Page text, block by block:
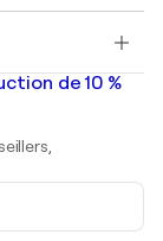
de 10 %